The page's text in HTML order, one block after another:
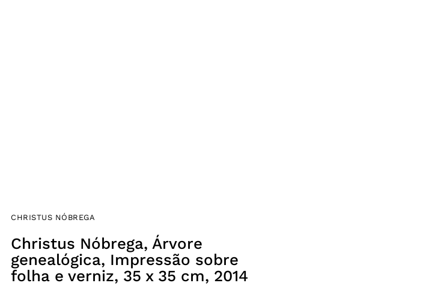
CHRISTUS NÓBREGA
Christus Nóbrega, Árvore
genealógica, Impressão sobre
folha e verniz, 35 x 35 cm, 2014